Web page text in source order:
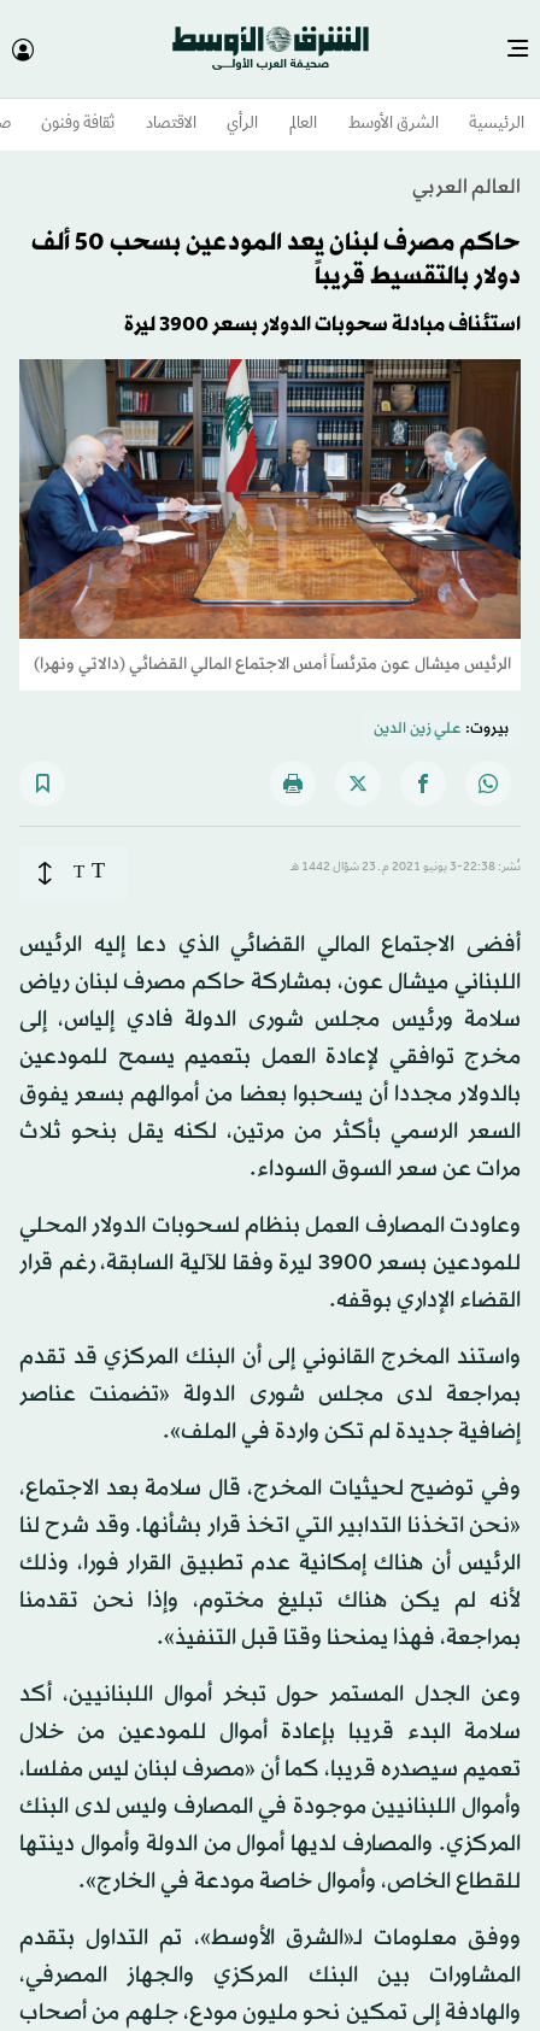
الرئيسية الشرق الأوسط​ العالم الرأي الاقتصاد ثقافة وفنون
العالم العربي
حاكم مصرف لبنان يعد المودعين بسحب 50 ألف
دولار بالتقسيط قريباً
استئناف مبادلة سحوبات الدولار بسعر 3900 ليرة
الرئيس ميشال عون مترئساً أمس الاجتماع المالي القضائي (دالاتي ونهرا)
بيروت: علي زين الدين
نُشر: 22:38-3 يونيو 2021 م ـ 23 شوّال 1442 هـ T
T
أفضى الاجتماع المالي القضائي الذي دعا إليه الرئيس
اللبناني ميشال عون، بمشاركة حاكم مصرف لبنان رياض
سلامة ورئيس مجلس شورى الدولة فادي إلياس، إلى
مخرج توافقي لإعادة العمل بتعميم يسمح للمودعين
بالدولار مجددا أن يسحبوا بعضا من أموالهم بسعر يفوق
السعر الرسمي بأكثر من مرتين، لكنه يقل بنحو ثلاث
مرات عن سعر السوق السوداء.
وعاودت المصارف العمل بنظام لسحوبات الدولار المحلي
للمودعين بسعر 3900 ليرة وفقا للآلية السابقة، رغم قرار
القضاء الإداري بوقفه.
واستند المخرج القانوني إلى أن البنك المركزي قد تقدم
بمراجعة لدى مجلس شورى الدولة «تضمنت عناصر
إضافية جديدة لم تكن واردة في الملف».
وفي توضيح لحيثيات المخرج، قال سلامة بعد الاجتماع،
«نحن اتخذنا التدابير التي اتخذ قرار بشأنها. وقد شرح لنا
الرئيس أن هناك إمكانية عدم تطبيق القرار فورا، وذلك
لأنه لم يكن هناك تبليغ مختوم، وإذا نحن تقدمنا
بمراجعة، فهذا يمنحنا وقتا قبل التنفيذ».
وعن الجدل المستمر حول تبخر أموال اللبنانيين، أكد
سلامة البدء قريبا بإعادة أموال للمودعين من خلال
تعميم سيصدره قريبا، كما أن «مصرف لبنان ليس مفلسا،
وأموال اللبنانيين موجودة في المصارف وليس لدى البنك
المركزي. والمصارف لديها أموال من الدولة وأموال دينتها
للقطاع الخاص، وأموال خاصة مودعة في الخارج».
ووفق معلومات لـ«الشرق الأوسط»، تم التداول بتقدم
المشاورات بين البنك المركزي والجهاز المصرفي،
والهادفة إلى تمكين نحو مليون مودع، جلهم من أصحاب